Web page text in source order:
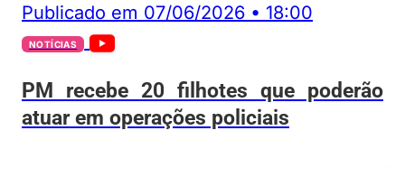
Publicado em 07/06/2026 • 18:00
NOTÍCIAS
PM recebe 20 filhotes que poderão
atuar em operações policiais